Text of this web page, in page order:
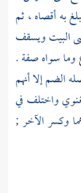
به أقصاه ، ثم
البيت ويسقف
وما سواه صفة .
الضم إلا أنهم
واختلف في
وكسر الآخر ;